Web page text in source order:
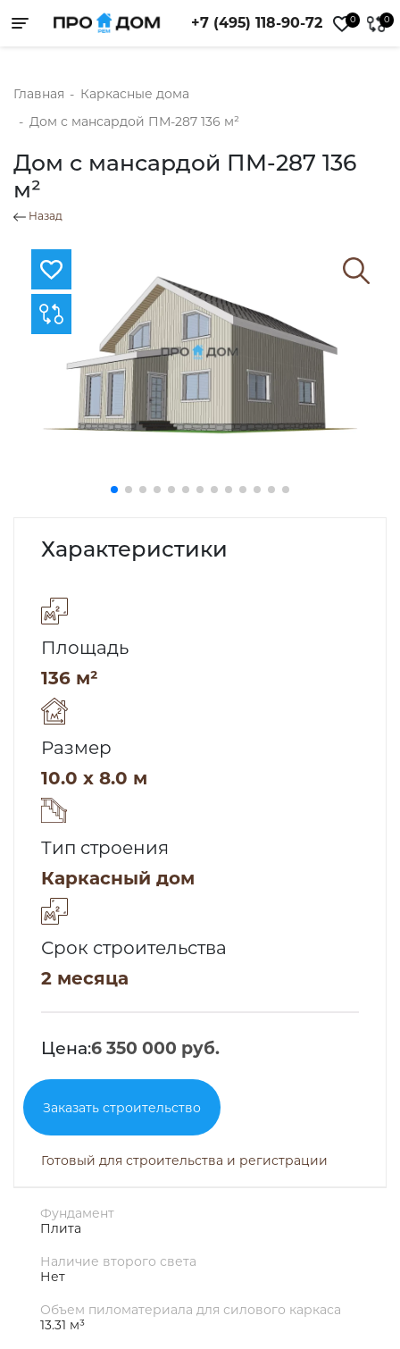
Toggle navigation +7 (495) 118-90-72 0 0
Главная - Каркасные дома
- Дом с мансардой ПМ-287 136 м²
Дом с мансардой ПМ-287 136
м²
Назад
Характеристики
Площадь
136 м²
Размер
10.0 x 8.0 м
Тип строения
Каркасный дом
Срок строительства
2 месяца
Цена:6 350 000 руб.
Заказать строительство
Готовый для строительства и регистрации
Фундамент
Плита
Наличие второго света
Нет
Объем пиломатериала для силового каркаса
13.31 м³